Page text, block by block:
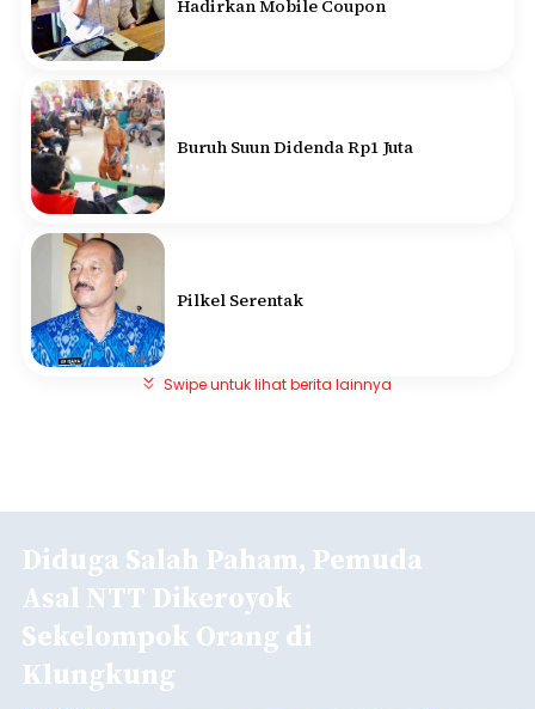
Hadirkan Mobile Coupon
Buruh Suun Didenda Rp1 Juta
Pilkel Serentak
Swipe untuk lihat berita lainnya
Diduga Salah Paham, Pemuda
Asal NTT Dikeroyok
Sekelompok Orang di
Klungkung